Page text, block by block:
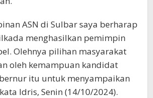
ASN di Sulbar saya berharap
menghasilkan pemimpin
Olehnya pilihan masyarakat
oleh kemampuan kandidat
itu untuk menyampaikan
Idris, Senin (14/10/2024).